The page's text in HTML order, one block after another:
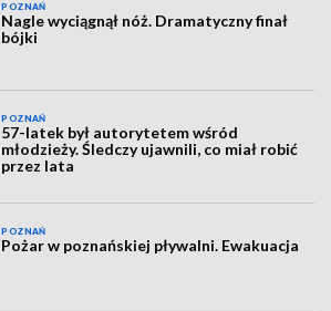
POZNAŃ
Nagle wyciągnął nóż. Dramatyczny finał
bójki
POZNAŃ
57-latek był autorytetem wśród
młodzieży. Śledczy ujawnili, co miał robić
przez lata
POZNAŃ
Pożar w poznańskiej pływalni. Ewakuacja